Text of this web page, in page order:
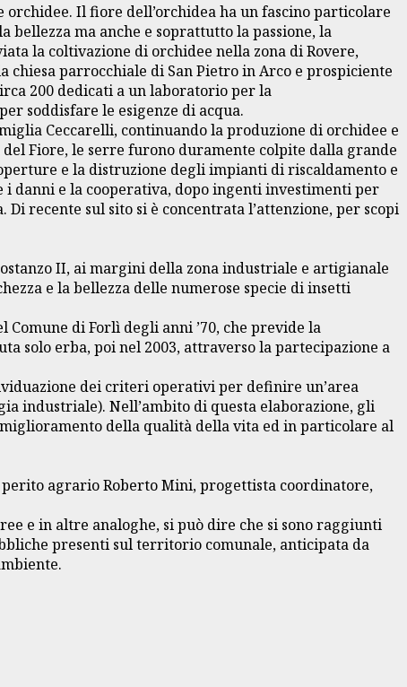
Il fiore dell’orchidea ha un fascino particolare
bellezza ma anche e soprattutto la passione, la
la coltivazione di orchidee nella zona di Rovere,
chiesa parrocchiale di San Pietro in Arco e prospiciente
200 dedicati a un laboratorio per la
soddisfare le esigenze di acqua.
Ceccarelli, continuando la produzione di orchidee e
Fiore, le serre furono duramente colpite dalla grande
e la distruzione degli impianti di riscaldamento e
danni e la cooperativa, dopo ingenti investimenti per
recente sul sito si è concentrata l’attenzione, per scopi
II, ai margini della zona industriale e artigianale
e la bellezza delle numerose specie di insetti
di Forlì degli anni ’70, che previde la
solo erba, poi nel 2003, attraverso la partecipazione a
dei criteri operativi per definire un’area
industriale). Nell’ambito di questa elaborazione, gli
della qualità della vita ed in particolare al
agrario Roberto Mini, progettista coordinatore,
e in altre analoghe, si può dire che si sono raggiunti
presenti sul territorio comunale, anticipata da